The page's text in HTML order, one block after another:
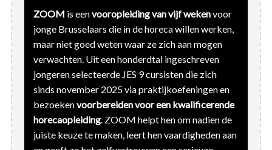
ZOOM is eenvooropleiding van vijf wekenvoor
jonge Brusselaars die in de horeca willen werken,
maar niet goed weten waar ze zich aan mogen
verwachten. Uit een honderdtal ingeschreven
jongeren selecteerde JES 9 cursisten die zich
sinds november 2025 via praktijkoefeningen en
bezoekenvoorbereiden voor een kwalificerende
horecaopleiding. ZOOM helpt hen om nadien de
juiste keuze te maken, leert hen vaardigheden aan